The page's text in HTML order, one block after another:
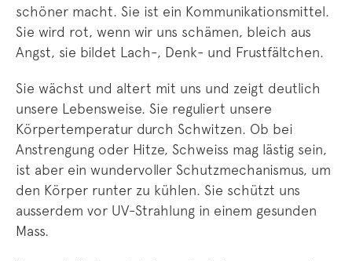
schöner macht. Sie ist ein Kommunikationsmittel.
Sie wird rot, wenn wir uns schämen, bleich aus
Angst, sie bildet Lach-, Denk- und Frustfältchen.
Sie wächst und altert mit uns und zeigt deutlich
unsere Lebensweise. Sie reguliert unsere
Körpertemperatur durch Schwitzen. Ob bei
Anstrengung oder Hitze, Schweiss mag lästig sein,
ist aber ein wundervoller Schutzmechanismus, um
den Körper runter zu kühlen. Sie schützt uns
ausserdem vor UV-Strahlung in einem gesunden
Mass.